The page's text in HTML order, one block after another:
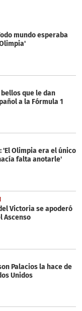
mundo esperaba
que le dan
a la Fórmula 1
'El Olimpia era el único
falta anotarle'
Victoria se apoderó
Ascenso
Palacios la hace de
Unidos